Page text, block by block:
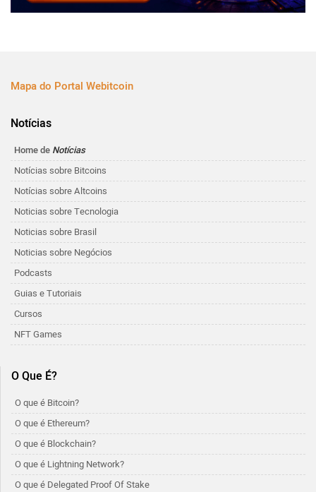
Mapa do Portal Webitcoin
Notícias
Home de Notícias
Notícias sobre Bitcoins
Notícias sobre Altcoins
Noticias sobre Tecnologia
Noticias sobre Brasil
Noticias sobre Negócios
Podcasts
Guias e Tutoriais
Cursos
NFT Games
O Que É?
O que é Bitcoin?
O que é Ethereum?
O que é Blockchain?
O que é Lightning Network?
O que é Delegated Proof Of Stake